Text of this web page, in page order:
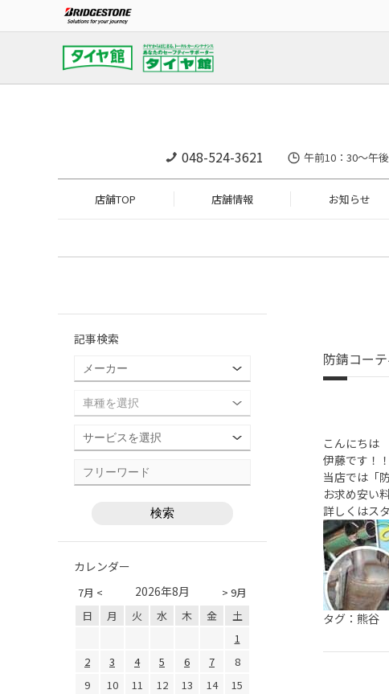
048-524-3621 午前10：30～午
店舗TOP 店舗情報 お知らせ
防錆コー
こんにちは
伊藤です！！
当店では「
お求め安い
詳しくはス
タグ：熊
記事検索
カレンダー
7月 < > 9月
2026年8月
日 月 火 水 木 金
土
1
2
3 4 5 6 7
8
9
10 11 12 13 14
15